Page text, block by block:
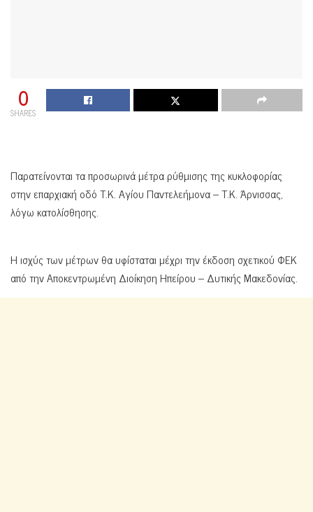
0
SHARES
Παρατείνονται τα προσωρινά μέτρα ρύθμισης της κυκλοφορίας
στην επαρχιακή οδό Τ.Κ. Αγίου Παντελεήμονα – Τ.Κ. Άρνισσας,
λόγω κατολίσθησης.
Η ισχύς των μέτρων θα υφίσταται μέχρι την έκδοση σχετικού ΦΕΚ
από την Αποκεντρωμένη Διοίκηση Ηπείρου – Δυτικής Μακεδονίας.